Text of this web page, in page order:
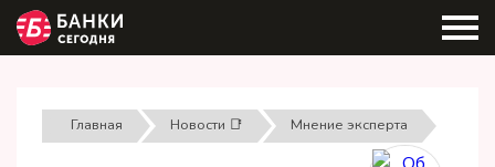
Главная Новости 📑 Мнение эксперта